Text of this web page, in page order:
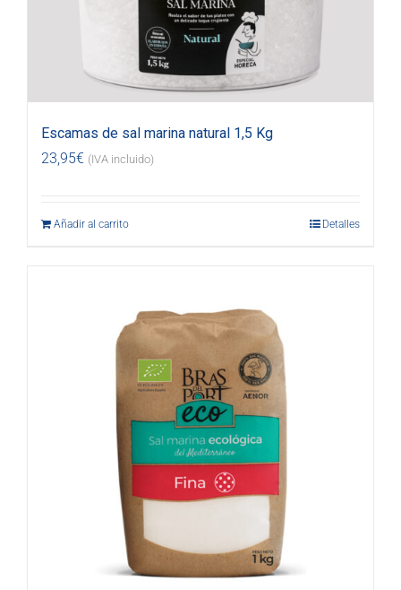
Escamas de sal marina natural 1,5 Kg
23,95€ (IVA incluido)
Añadir al carrito Detalles